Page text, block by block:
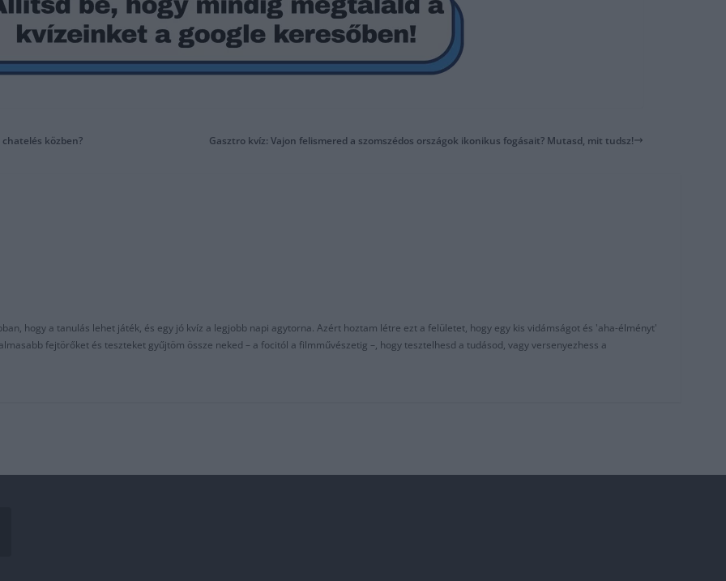
közben? Gasztro kvíz: Vajon felismered a szomszédos országok ikonikus fogásait? Mutasd, mit tudsz!
hogy a tanulás lehet játék, és egy jó kvíz a legjobb napi agytorna. Azért hoztam létre ezt a felületet, hogy egy kis vidámságot és 'aha-élményt'
fejtörőket és teszteket gyűjtöm össze neked – a focitól a filmművészetig –, hogy tesztelhesd a tudásod, vagy versenyezhess a